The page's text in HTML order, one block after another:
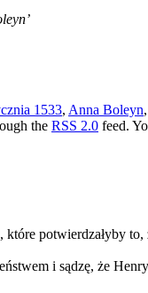
1533, Anna Boleyn,
the RSS 2.0 feed.
potwierdzałyby to,
i sądzę, że